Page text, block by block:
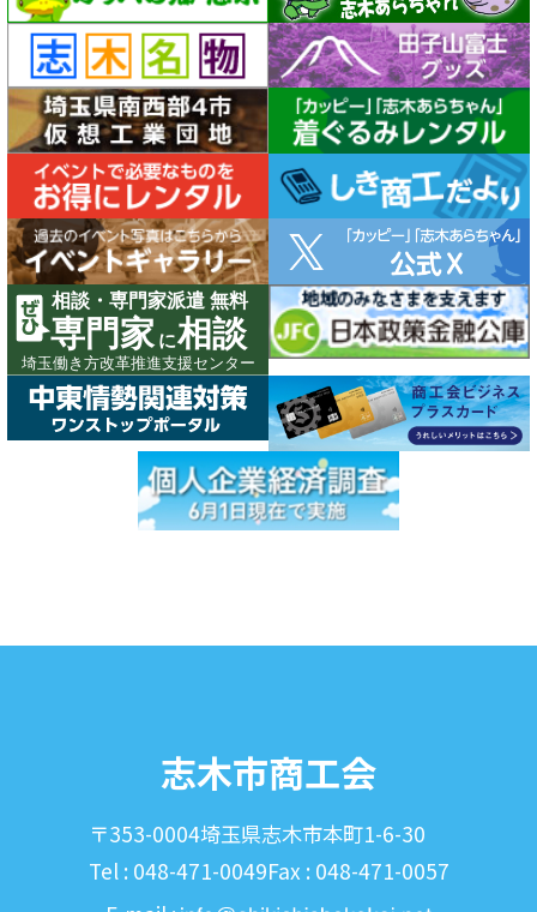
志木市商工会
〒353-0004埼玉県志木市本町1-6-30
Tel : 048-471-0049Fax : 048-471-0057